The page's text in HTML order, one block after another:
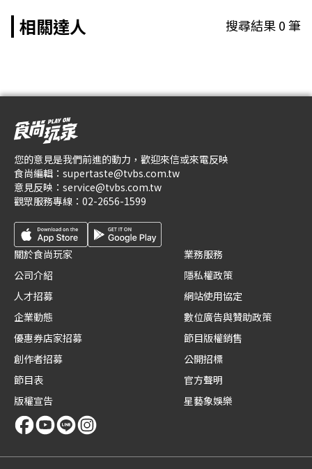
相關達人 搜尋結果0筆
您的意見是我們前進的動力，歡迎來信或來電反映
食尚編輯： supertaste@tvbs.com.tw
意見反映： service@tvbs.com.tw
觀眾服務專線： 02-2656-1599
關於食尚玩家
公司介紹
人才招募
企業動態
優惠券店家招募
創作者招募
節目表
版權宣告
業務服務
隱私權政策
網站使用協定
數位廣告與贊助政策
節目版權銷售
公開招標
官方聲明
星藝象娛樂